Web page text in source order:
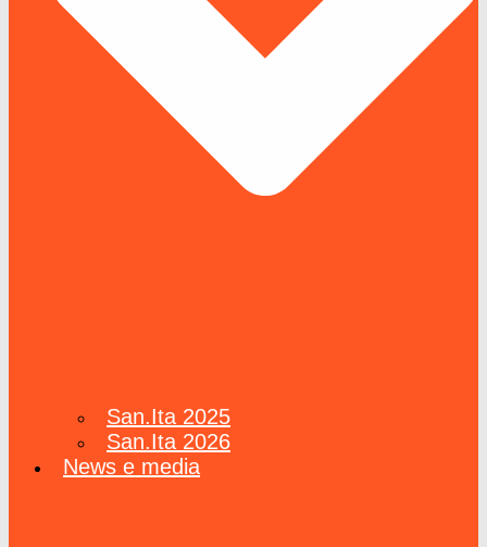
San.Ita 2025
San.Ita 2026
News e media